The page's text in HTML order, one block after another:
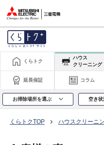
くらトク
ハウス
クリーニング
延長保証 コラム
お掃除場所を選ぶ 空き状
くらトクTOP ハウスクリーニ